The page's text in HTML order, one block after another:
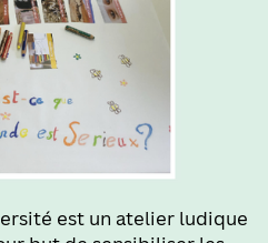
est un atelier ludique